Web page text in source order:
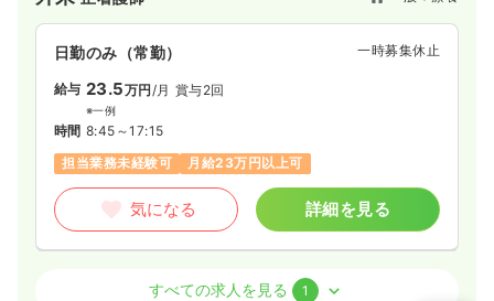
す。教育大前駅から徒歩5分と好アクセスな立地です。
日勤のみ（常勤） 一時募集休止
給与 23.5万円/月 賞与2回
※一例
時間 8:45～17:15
担当業務未経験可
月給23万円以上可
気になる 詳細を見る
介護・福祉系正看護師
すべての求人を見る 1